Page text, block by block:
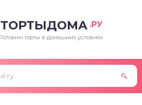
ТОРТЫДОМА .РУ
Готовим торты в домашних условиях